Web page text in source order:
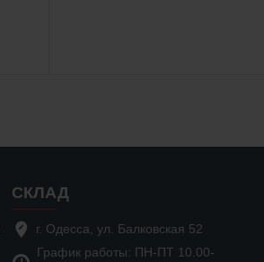
СКЛАД
г. Одесса, ул. Балковская 52
График работы: ПН-ПТ 10.00-